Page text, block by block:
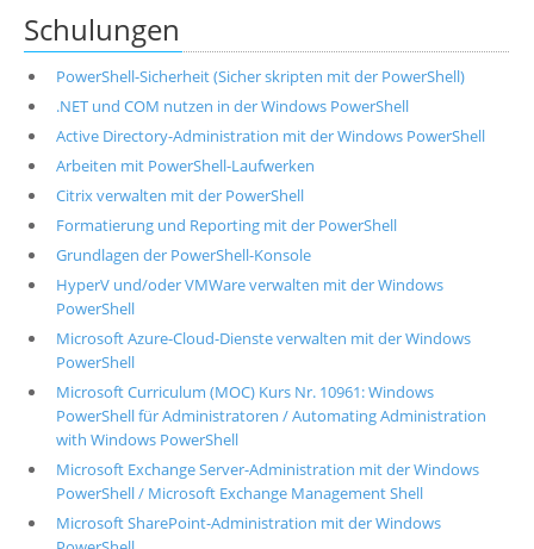
Schulungen
PowerShell-Sicherheit (Sicher skripten mit der PowerShell)
.NET und COM nutzen in der Windows PowerShell
Active Directory-Administration mit der Windows PowerShell
Arbeiten mit PowerShell-Laufwerken
Citrix verwalten mit der PowerShell
Formatierung und Reporting mit der PowerShell
Grundlagen der PowerShell-Konsole
HyperV und/oder VMWare verwalten mit der Windows
PowerShell
Microsoft Azure-Cloud-Dienste verwalten mit der Windows
PowerShell
Microsoft Curriculum (MOC) Kurs Nr. 10961: Windows
PowerShell für Administratoren / Automating Administration
with Windows PowerShell
Microsoft Exchange Server-Administration mit der Windows
PowerShell / Microsoft Exchange Management Shell
Microsoft SharePoint-Administration mit der Windows